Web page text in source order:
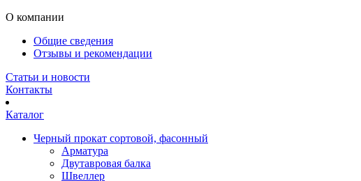
О компании
Общие сведения
Отзывы и рекомендации
Статьи и новости
Контакты
Каталог
Черный прокат сортовой, фасонный
Арматура
Двутавровая балка
Швеллер